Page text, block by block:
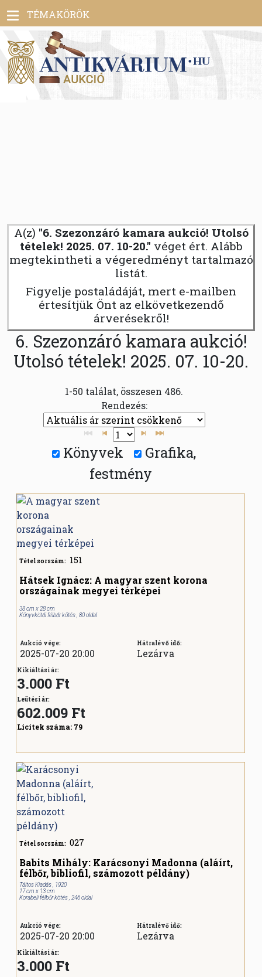
Toggle
navigation
TÉMAKÖRÖK
A(z) "6. Szezonzáró kamara aukció! Utolsó
tételek! 2025. 07. 10-20." véget ért. Alább
megtekintheti a végeredményt tartalmazó
listát.
Figyelje postaládáját, mert e-mailben
értesítjük Önt az elkövetkezendő
árverésekről!
6. Szezonzáró kamara aukció!
Utolsó tételek! 2025. 07. 10-20.
1-50 találat, összesen 486.
Rendezés:
Könyvek
Grafika,
festmény
Tétel sorszám: 151
Hátsek Ignácz: A magyar szent korona
országainak megyei térképei
38 cm x 28 cm
Könyvkötői félbőr kötés , 80 oldal
Aukció vége:
2025-07-20 20:00
Hátralévő idő:
Lezárva
Kikiáltási ár:
3.000 Ft
Leütési ár:
602.009 Ft
Licitek száma: 79
Tétel sorszám: 027
Babits Mihály: Karácsonyi Madonna (aláírt,
félbőr, bibliofil, számozott példány)
Táltos Kiadás , 1920
17 cm x 13 cm
Korabeli félbőr kötés , 246 oldal
Aukció vége:
2025-07-20 20:00
Hátralévő idő:
Lezárva
Kikiáltási ár:
3.000 Ft